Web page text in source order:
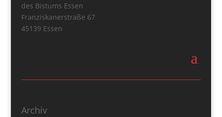
des Bistums Essen
Franziskanerstraße 67
45139 Essen
Archiv